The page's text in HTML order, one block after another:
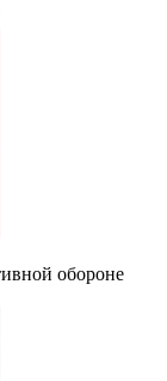
обороне